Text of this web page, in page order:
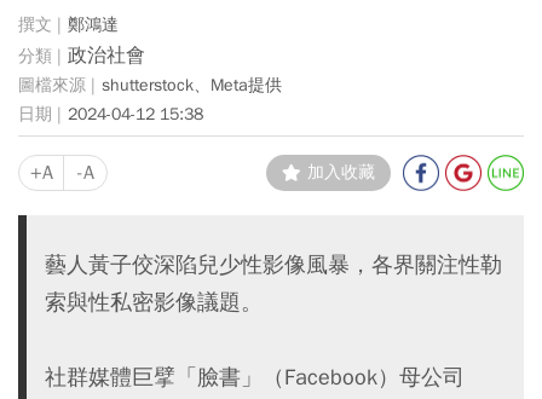
鄭鴻達
政治社會
shutterstock、Meta提供
2024-04-12 15:38
+A -A 加入收藏
藝人黃子佼深陷兒少性影像風暴，各界關注性勒
索與性私密影像議題。
社群媒體巨擘「臉書」（Facebook）母公司